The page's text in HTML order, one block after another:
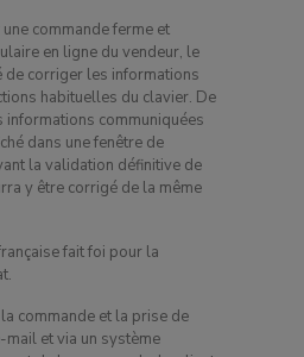
commande ferme et
en ligne du vendeur, le
de corriger les informations
habituelles du clavier. De
informations communiquées
dans une fenêtre de
la validation définitive de
y être corrigé de la même
fait foi pour la
commande et la prise de
mail et via un système